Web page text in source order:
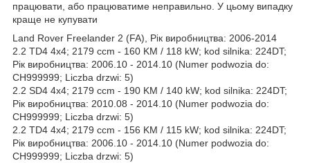
працювати, або працюватиме неправильно. У цьому випадку
краще не купувати
Land Rover Freelander 2 (FA), Рік виробництва: 2006-2014
2.2 TD4 4x4; 2179 ccm - 160 KM / 118 kW; kod silnika: 224DT;
Рік виробництва: 2006.10 - 2014.10 (Numer podwozia do:
CH999999; Liczba drzwi: 5)
2.2 SD4 4x4; 2179 ccm - 190 KM / 140 kW; kod silnika: 224DT;
Рік виробництва: 2010.08 - 2014.10 (Numer podwozia do:
CH999999; Liczba drzwi: 5)
2.2 TD4 4x4; 2179 ccm - 156 KM / 115 kW; kod silnika: 224DT;
Рік виробництва: 2006.10 - 2014.10 (Numer podwozia do:
CH999999; Liczba drzwi: 5)